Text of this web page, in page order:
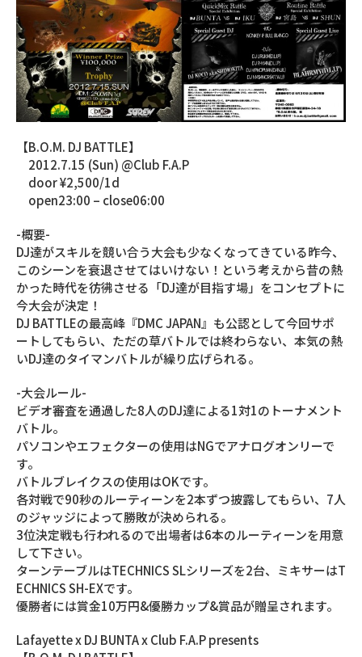
【B.O.M. DJ BATTLE】
2012.7.15 (Sun) @Club F.A.P
door ¥2,500/1d
open23:00 – close06:00
-概要-
DJ達がスキルを競い合う大会も少なくなってきている昨今、
このシーンを衰退させてはいけない！という考えから昔の熱
かった時代を彷彿させる「DJ達が目指す場」をコンセプトに
今大会が決定！
DJ BATTLEの最高峰『DMC JAPAN』も公認として今回サポ
ートしてもらい、ただの草バトルでは終わらない、本気の熱
いDJ達のタイマンバトルが繰り広げられる。
-大会ルール-
ビデオ審査を通過した8人のDJ達による1対1のトーナメント
バトル。
パソコンやエフェクターの使用はNGでアナログオンリーで
す。
バトルブレイクスの使用はOKです。
各対戦で90秒のルーティーンを2本ずつ披露してもらい、7人
のジャッジによって勝敗が決められる。
3位決定戦も行われるので出場者は6本のルーティーンを用意
して下さい。
ターンテーブルはTECHNICS SLシリーズを2台、ミキサーはT
ECHNICS SH-EXです。
優勝者には賞金10万円&優勝カップ&賞品が贈呈されます。
Lafayette x DJ BUNTA x Club F.A.P presents